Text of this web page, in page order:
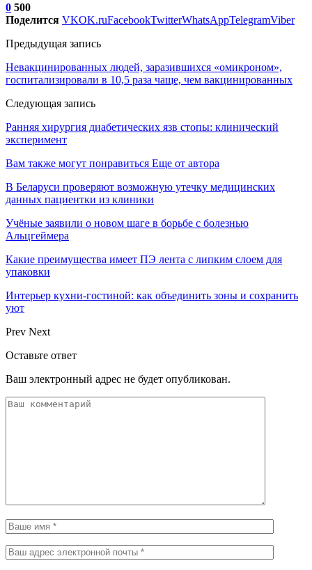
0 500
Поделится VKOK.ruFacebookTwitterWhatsAppTelegramViber
Предыдущая запись
Невакцинированных людей, заразившихся «омикроном»,
госпитализировали в 10,5 раза чаще, чем вакцинированных
Следующая запись
Ранняя хирургия диабетических язв стопы: клинический
эксперимент
Вам также могут понравиться Еще от автора
В Беларуси проверяют возможную утечку медицинских
данных пациентки из клиники
Учёные заявили о новом шаге в борьбе с болезнью
Альцгеймера
Какие преимущества имеет ПЭ лента с липким слоем для
упаковки
Интерьер кухни-гостиной: как объединить зоны и сохранить
уют
Prev Next
Оставьте ответ
Ваш электронный адрес не будет опубликован.